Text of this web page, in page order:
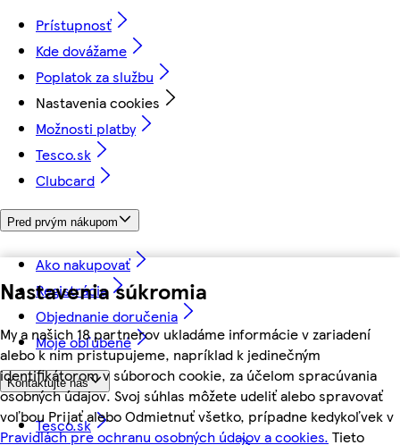
Nastavenia súkromia
My a našich 18 partnerov ukladáme informácie v zariadení
alebo k nim pristupujeme, napríklad k jedinečným
identifikátorom v súboroch cookie, za účelom spracúvania
osobných údajov. Svoj súhlas môžete udeliť alebo spravovať
voľbou Prijať alebo Odmietnuť všetko, prípadne kedykoľvek v
Pravidlách pre ochranu osobných údajov a cookies. Tieto
Prístupnosť
Kde dovážame
Poplatok za službu
Nastavenia cookies
Možnosti platby
Tesco.sk
Clubcard
Pred prvým nákupom
Ako nakupovať
Registrácia
Objednanie doručenia
Moje obľúbené
Kontaktujte nás
Tesco.sk